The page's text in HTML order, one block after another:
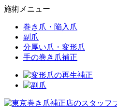
施術メニュー
巻き爪・陥入爪
副爪
分厚い爪・変形爪
手の巻き爪補正